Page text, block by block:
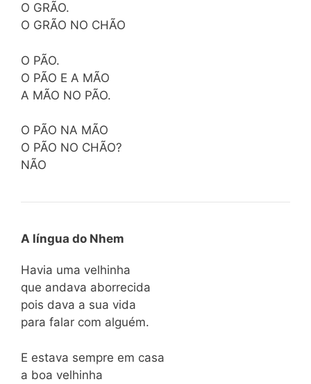
O GRÃO.
O GRÃO NO CHÃO
O PÃO.
O PÃO E A MÃO
A MÃO NO PÃO.
O PÃO NA MÃO
O PÃO NO CHÃO?
NÃO
A língua do Nhem
Havia uma velhinha
que andava aborrecida
pois dava a sua vida
para falar com alguém.
E estava sempre em casa
a boa velhinha